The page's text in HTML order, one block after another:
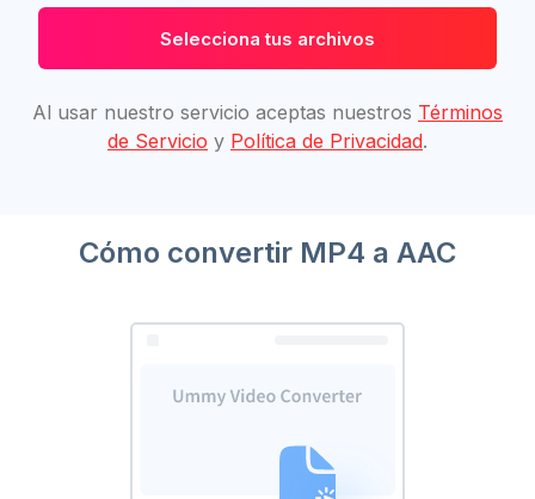
Selecciona tus archivos
Al usar nuestro servicio aceptas nuestros Términos
de Servicio y Política de Privacidad.
Cómo convertir MP4 a AAC